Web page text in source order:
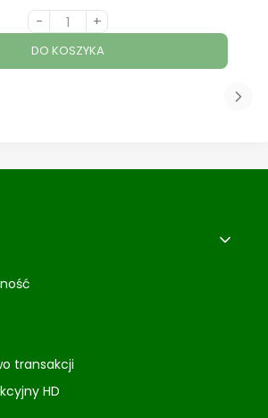
- +
DO KOSZYKA
transakcji
HD